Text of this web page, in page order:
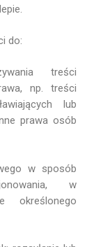
do:
treści
np. treści
lub
prawa osób
w sposób
w
określonego